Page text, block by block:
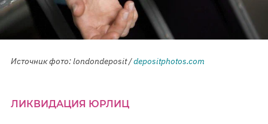
Источник фото: londondeposit /depositphotos.com
ЛИКВИДАЦИЯ ЮРЛИЦ